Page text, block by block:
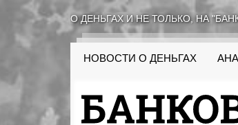
О ДЕНЬГАХ И НЕ ТОЛЬКО, НА
НОВОСТИ О ДЕНЬГАХ